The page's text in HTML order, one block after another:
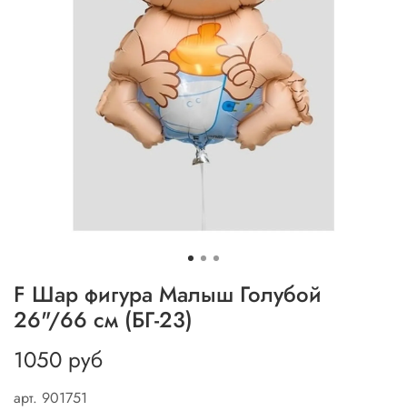
арт. 901751
F Шар фигура Малыш Голубой
26"/66 см (БГ-23)
1050 руб